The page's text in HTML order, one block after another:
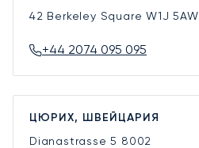
42 Berkeley SquareW1J 5AW
+44 2074 095 095
ЦЮРИХ, ШВЕЙЦАРИЯ
Dianastrasse 5 8002